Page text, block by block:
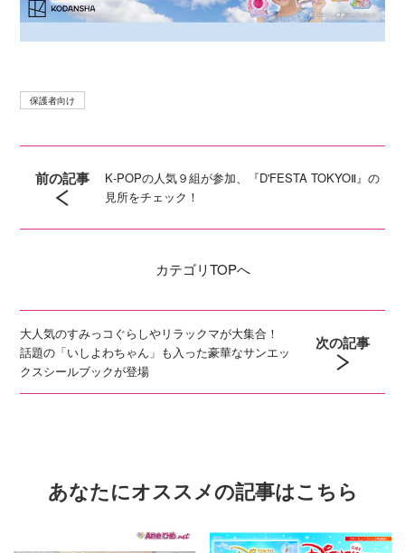
保護者向け
前の記事
K‐POPの人気９組が参加、『D'FESTA TOKYOⅡ』の
見所をチェック！
カテゴリTOPへ
大人気のすみっコぐらしやリラックマが大集合！
話題の「いしよわちゃん」も入った豪華なサンエッ
クスシールブックが登場
次の記事
あなたにオススメの記事はこちら